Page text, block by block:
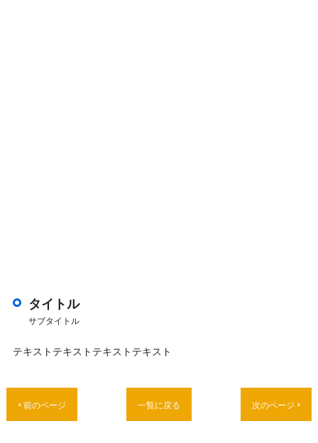
タイトル
サブタイトル
テキストテキストテキストテキスト
< 前のページ 一覧に戻る 次のページ >